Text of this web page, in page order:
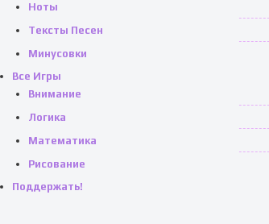
Ноты
Тексты Песен
Минусовки
Все Игры
Внимание
Логика
Математика
Рисование
Поддержать!